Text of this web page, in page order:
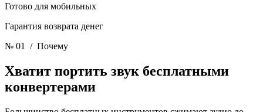
Готово для мобильных
Гарантия возврата денег
№ 01
/ Почему
Хватит портить звук бесплатными
конвертерами